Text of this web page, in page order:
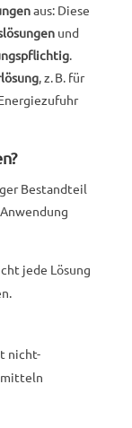
aus: Diese
und
.
, z. B. für
Bestandteil
jede Lösung
nicht-